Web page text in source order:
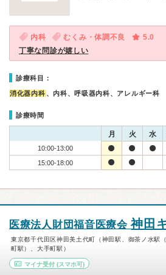
内科 むくみ・体調不良
5.0
丁寧な問診が嬉しい
診療科目：
消化器内科 、内科、呼吸器内科、アレルギー科
診療時間
月 火 水
10:00-13:00
15:00-18:00
医療法人財団福音医療会神田
東京都千代田区神田美土代町（神田駅、御茶ノ水駅
町駅）、大手町駅）
マイナ受付 (スマホ可)